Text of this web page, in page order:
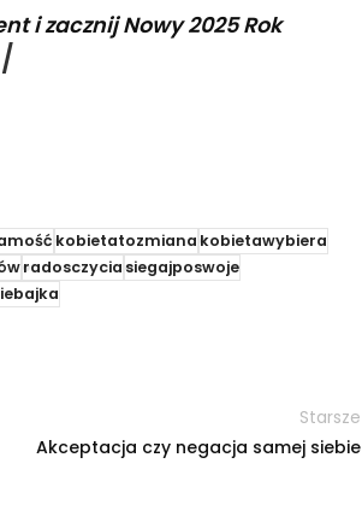
i zacznij Nowy 2025 Rok
kobietatozmianakobietawybiera
radosczyciasiegajposwoje
Starsze
Akceptacja czy negacja samej siebie